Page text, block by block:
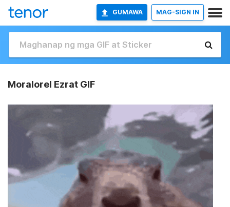
GUMAWA MAG-SIGN IN
Moralorel Ezrat GIF